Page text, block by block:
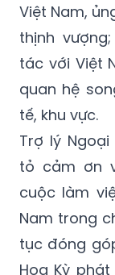
Việt Nam,
thịnh
tác với Việt
quan hệ
tế, khu vực.
Trợ lý
tỏ cảm ơn
cuộc làm
Nam trong
tục đóng
Hoa Kỳ